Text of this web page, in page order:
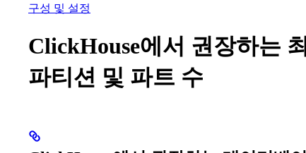
구성 및 설정
ClickHouse에서 권장하는
파티션 및 파트 수